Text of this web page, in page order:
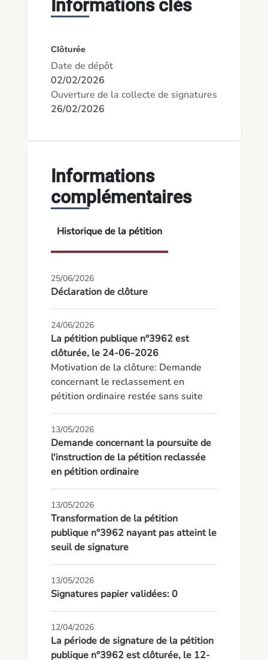
Informations clés
Clôturée
Date de dépôt
02/02/2026
Ouverture de la collecte de signatures
26/02/2026
Informations
complémentaires
Historique de la pétition
25/06/2026
Déclaration de clôture
24/06/2026
La pétition publique n°3962 est
clôturée, le 24-06-2026
Motivation de la clôture: Demande
concernant le reclassement en
pétition ordinaire restée sans suite
13/05/2026
Demande concernant la poursuite de
l'instruction de la pétition reclassée
en pétition ordinaire
13/05/2026
Transformation de la pétition
publique n°3962 nayant pas atteint le
seuil de signature
13/05/2026
Signatures papier validées: 0
12/04/2026
La période de signature de la pétition
publique n°3962 est clôturée, le 12-